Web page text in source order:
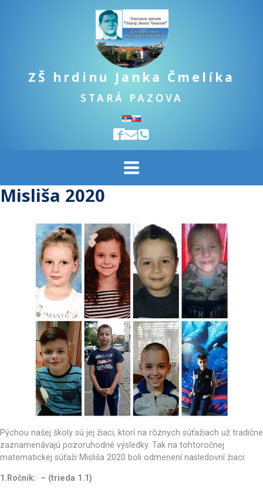
ZŠ hrdinu Janka Čmelíka
STARÁ PAZOVA
Misliša 2020
Pýchou našej školy sú jej žiaci, ktorí na rôznych súťažiach už tradične
zaznamenávajú pozoruhodné výsledky. Tak na tohtoročnej
matematickej súťaži Misliša 2020 boli odmenení nasledovní žiaci:
1.Ročník: – (trieda 1.1)